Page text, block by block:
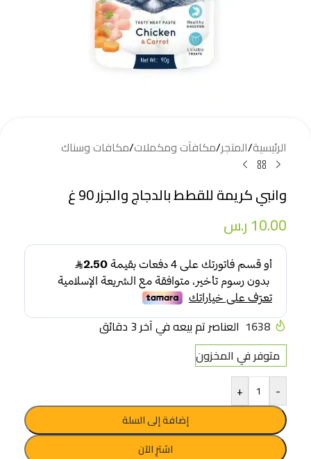
الرئيسية/المتجر/مكافآت ومكملات/مكافات وسناك
وانبي كريمة للقطط بالدجاج والجزر 90 غ
10.00 ر.س
1638 العناصر تم بيعه في آخر 3 دقائق
متوفر في المخزون
-
+
إضافة إلى السلة
اشترِ الآن